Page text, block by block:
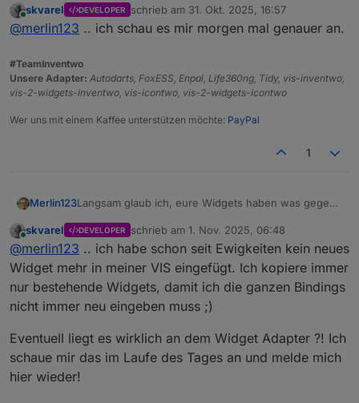
Am Anfang hatte ich genau den Pfad drin gelassen,
der da stand. Dann kam aber kein Bild, sondern
hochgeladen und versucht, den Pfad im Script
anzupassen. Hat aber auch nicht geklappt.
auf einmal zeigt er die beiden Tonnen an.
Das mit dem Bild im Widget war ein neues (leeres)
Widget zum testen.
anzuzeigen (siehe Screenshot oben). In den
Einstellungen sieht man das Bild, im Widget nicht.
Grad nochmal probiert...
Online
skvarel DEVELOPER schrieb am 31. Okt. 2025, 16:57
zuletzt editiert von
@merlin123 .. ich schau es mir morgen mal genauer an.
#TeamInventwo
Unsere Adapter: Autodarts, FoxESS, Enpal, Life360ng, Tidy, vis-inventwo,
vis-2-widgets-inventwo, vis-icontwo, vis-2-widgets-icontwo
Wer uns mit einem Kaffee unterstützen möchte: PayPal
1
Merlin123Langsam glaub ich, eure Widgets haben was gegen
Am Anfang hatte ich genau den Pfad drin gelassen,
der da stand. Dann kam aber kein Bild, sondern
dieser "Platzhalter", wenn er das Bild nicht findet.
Dann hab ich die beiden Icons einfach in die Medien
hochgeladen und versucht, den Pfad im Script
anzupassen. Hat aber auch nicht geklappt.
auf einmal zeigt er die beiden Tonnen an.
Das mit dem Bild im Widget war ein neues (leeres)
Widget zum testen.
Da schaffe ich es immer noch nicht ein Bild
anzuzeigen (siehe Screenshot oben). In den
Einstellungen sieht man das Bild, im Widget nicht.
Grad nochmal probiert...
Online
skvarel DEVELOPER schrieb am 1. Nov. 2025, 06:48
zuletzt editiert von
@merlin123 .. ich habe schon seit Ewigkeiten kein neues
Widget mehr in meiner VIS eingefügt. Ich kopiere immer
nur bestehende Widgets, damit ich die ganzen Bindings
nicht immer neu eingeben muss ;)
Eventuell liegt es wirklich an dem Widget Adapter ?! Ich
schaue mir das im Laufe des Tages an und melde mich
hier wieder!